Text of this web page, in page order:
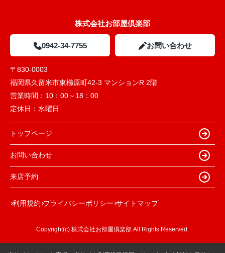
株式会社お部屋倶楽部
0942-34-7755 お問い合わせ
〒830-0003
福岡県久留米市東櫛原町42-3 マンションR 2階
営業時間： 10：00～18：00
定休日： 水曜日
トップページ
お問い合わせ
来店予約
利用規約 プライバシーポリシー サイトマップ
Copyright(c) 株式会社お部屋倶楽部 All Rights Reserved.